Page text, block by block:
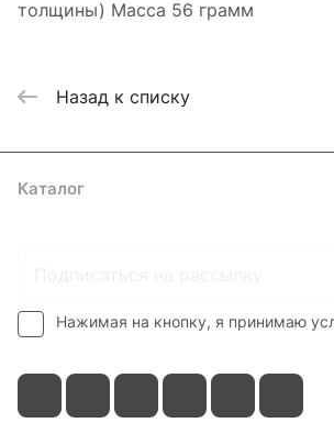
толщины) Масса 56 грамм
Назад к списку
Каталог
Нажимая на кнопку, я принимаю